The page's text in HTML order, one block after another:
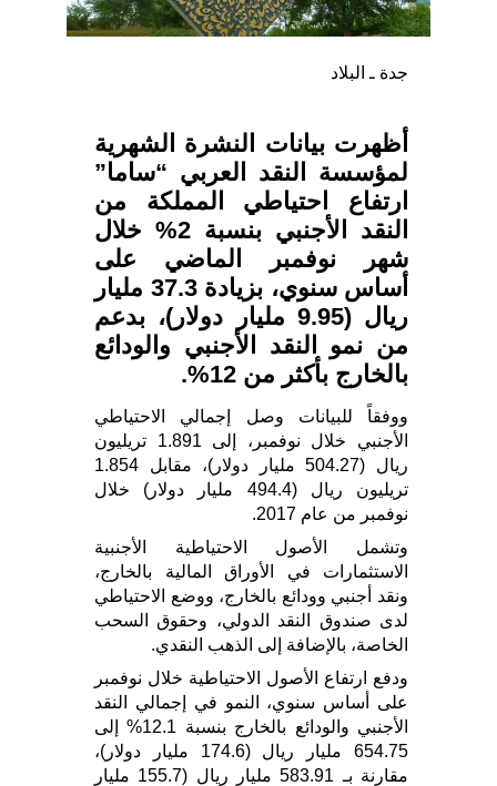
جدة ـ البلاد
أظهرت بيانات النشرة الشهرية
لمؤسسة النقد العربي “ساما”
ارتفاع احتياطي المملكة من
النقد الأجنبي بنسبة 2% خلال
شهر نوفمبر الماضي على
أساس سنوي، بزيادة 37.3 مليار
ريال (9.95 مليار دولار)، بدعم
من نمو النقد الأجنبي والودائع
بالخارج بأكثر من 12%.
ووفقاً للبيانات وصل إجمالي الاحتياطي
الأجنبي خلال نوفمبر، إلى 1.891 تريليون
ريال (504.27 مليار دولار)، مقابل 1.854
تريليون ريال (494.4 مليار دولار) خلال
نوفمبر من عام 2017.
وتشمل الأصول الاحتياطية الأجنبية
الاستثمارات في الأوراق المالية بالخارج،
ونقد أجنبي وودائع بالخارج، ووضع الاحتياطي
لدى صندوق النقد الدولي، وحقوق السحب
الخاصة، بالإضافة إلى الذهب النقدي.
ودفع ارتفاع الأصول الاحتياطية خلال نوفمبر
على أساس سنوي، النمو في إجمالي النقد
الأجنبي والودائع بالخارج بنسبة 12.1% إلى
654.75 مليار ريال (174.6 مليار دولار)،
مقارنة بـ 583.91 مليار ريال (155.7 مليار